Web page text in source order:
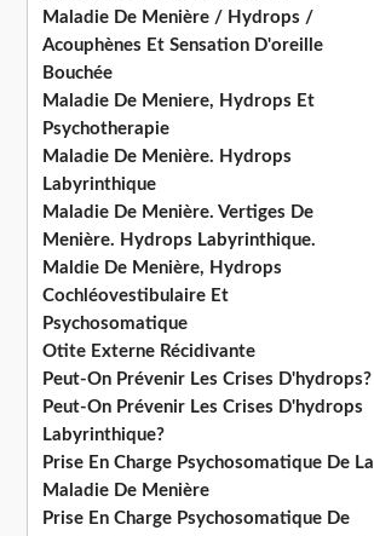
Maladie De Menière / Hydrops /
Acouphènes Et Sensation D'oreille
Bouchée
Maladie De Meniere, Hydrops Et
Psychotherapie
Maladie De Menière. Hydrops
Labyrinthique
Maladie De Menière. Vertiges De
Menière. Hydrops Labyrinthique.
Maldie De Menière, Hydrops
Cochléovestibulaire Et
Psychosomatique
Otite Externe Récidivante
Peut-On Prévenir Les Crises D'hydrops?
Peut-On Prévenir Les Crises D'hydrops
Labyrinthique?
Prise En Charge Psychosomatique De La
Maladie De Menière
Prise En Charge Psychosomatique De